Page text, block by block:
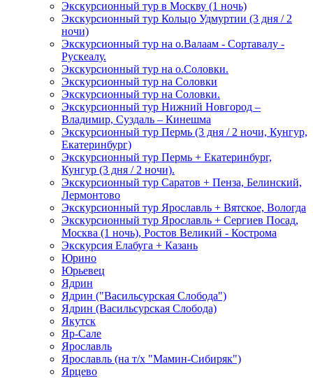
Экскурсионный тур в Москву (1 ночь)
Экскурсионный тур Кольцо Удмуртии (3 дня / 2
ночи)
Экскурсионный тур на о.Валаам - Сортавалу -
Рускеалу.
Экскурсионный тур на о.Соловки.
Экскурсионный тур на Соловки
Экскурсионный тур на Соловки.
Экскурсионный тур Нижний Новгород –
Владимир, Суздаль – Кинешма
Экскурсионный тур Пермь (3 дня / 2 ночи, Кунгур,
Екатеринбург)
Экскурсионный тур Пермь + Екатеринбург,
Кунгур (3 дня / 2 ночи).
Экскурсионный тур Саратов + Пенза, Белинский,
Лермонтово
Экскурсионный тур Ярославль + Вятское, Вологда
Экскурсионный тур Ярославль + Сергиев Посад,
Москва (1 ночь), Ростов Великий - Кострома
Экскурсия Елабуга + Казань
Юрино
Юрьевец
Ядрин
Ядрин ("Васильсурская Слобода")
Ядрин (Васильсурская Слобода)
Якутск
Яр-Сале
Ярославль
Ярославль (на т/х "Мамин-Сибиряк")
Ярцево